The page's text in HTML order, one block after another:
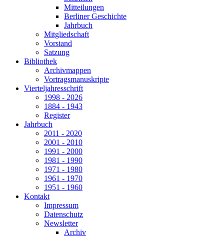
Mitteilungen
Berliner Geschichte
Jahrbuch
Mitgliedschaft
Vorstand
Satzung
Bibliothek
Archivmappen
Vortragsmanuskripte
Vierteljahresschrift
1998 - 2026
1884 - 1943
Register
Jahrbuch
2011 - 2020
2001 - 2010
1991 - 2000
1981 - 1990
1971 - 1980
1961 - 1970
1951 - 1960
Kontakt
Impressum
Datenschutz
Newsletter
Archiv